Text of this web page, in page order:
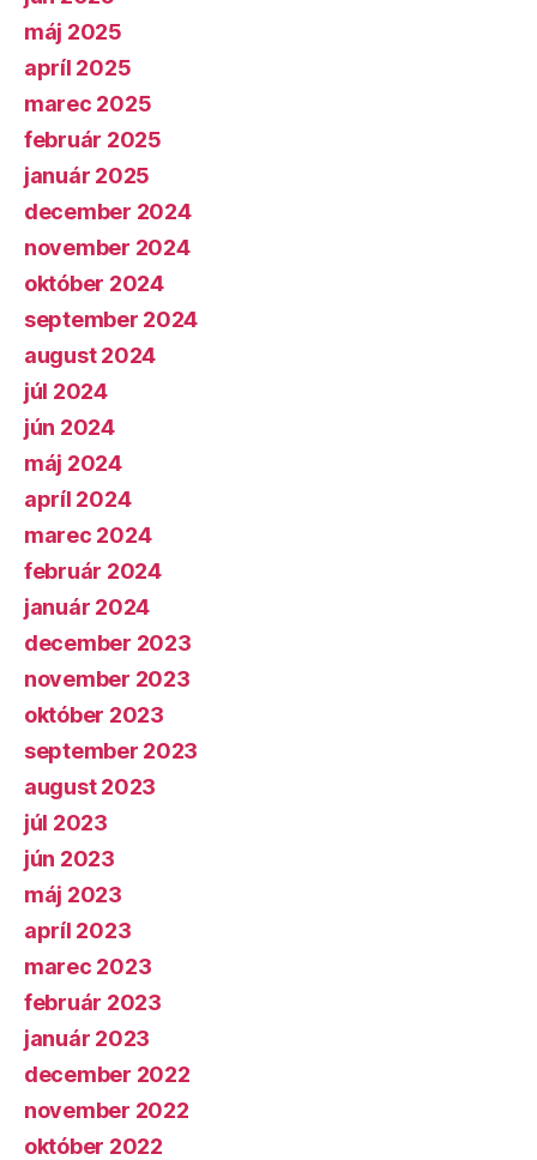
máj 2025
apríl 2025
marec 2025
február 2025
január 2025
december 2024
november 2024
október 2024
september 2024
august 2024
júl 2024
jún 2024
máj 2024
apríl 2024
marec 2024
február 2024
január 2024
december 2023
november 2023
október 2023
september 2023
august 2023
júl 2023
jún 2023
máj 2023
apríl 2023
marec 2023
február 2023
január 2023
december 2022
november 2022
október 2022